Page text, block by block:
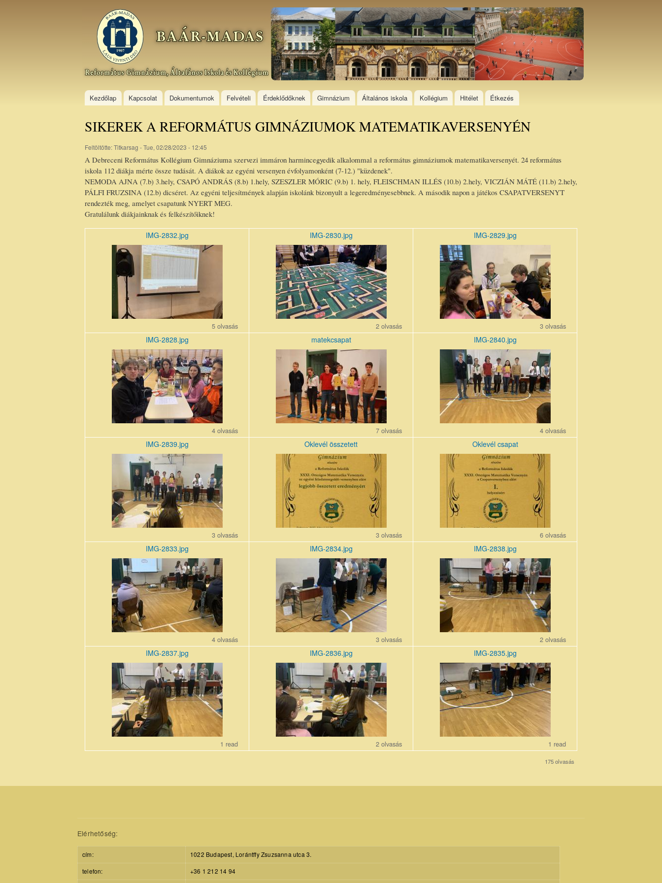
Skip to
main
content
Baár–
Madas
Református
Gimnázium,
Általános
Kollégium
Kezdőlap Kapcsolat Dokumentumok Felvételi Érdeklődőknek Gimnázium Általános iskola Kollégium Hitélet Étkezés
SIKEREK A REFORMÁTUS GIMNÁZIUMOK MATEMATIKAVERSENYÉN
Feltöltötte:Titkarsag - Tue, 02/28/2023 - 12:45
A Debreceni Református Kollégium Gimnáziuma szervezi immáron harmincegyedik alkalommal a református gimnáziumok matematikaversenyét. 24 református
iskola 112 diákja mérte össze tudását. A diákok az egyéni versenyen évfolyamonként (7-12.) "küzdenek".
NEMODA AJNA (7.b) 3.hely, CSAPÓ ANDRÁS (8.b) 1.hely, SZESZLER MÓRIC (9.b) 1. hely, FLEISCHMAN ILLÉS (10.b) 2.hely, VICZIÁN MÁTÉ (11.b) 2.hely,
PÁLFI FRUZSINA (12.b) dicséret. Az egyéni teljesítmények alapján iskolánk bizonyult a legeredményesebbnek. A második napon a játékos CSAPATVERSENYT
rendezték meg, amelyet csapatunk NYERT MEG.
Gratulálunk diákjainknak és felkészítőiknek!
IMG-2832.jpg
5 olvasás
IMG-2830.jpg
2830.jpg
2 olvasás
IMG-2829.jpg
2829.jpg
3 olvasás
IMG-2828.jpg
2828.jpg
4 olvasás
matekcsapat
matekcsapat.jpg
7 olvasás
IMG-2840.jpg
4 olvasás
IMG-2839.jpg
3 olvasás
Oklevél összetett
matv_összetett.jpg
3 olvasás
Oklevél csapat
matv_csapat.jpg
6 olvasás
IMG-2833.jpg
2833.jpg
4 olvasás
IMG-2834.jpg
3 olvasás
IMG-2838.jpg
2838.jpg
2 olvasás
IMG-2837.jpg
1 read
IMG-2836.jpg
2836.jpg
2 olvasás
IMG-2835.jpg
2835.jpg
1 read
175 olvasás
Elérhetőség:
cím:
1022 Budapest, Lorántffy Zsuzsanna utca 3.
telefon:
+36 1 212 14 94